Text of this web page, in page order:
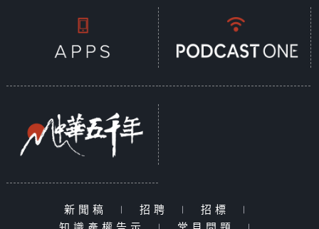
新聞稿 | 招聘 | 招標
|